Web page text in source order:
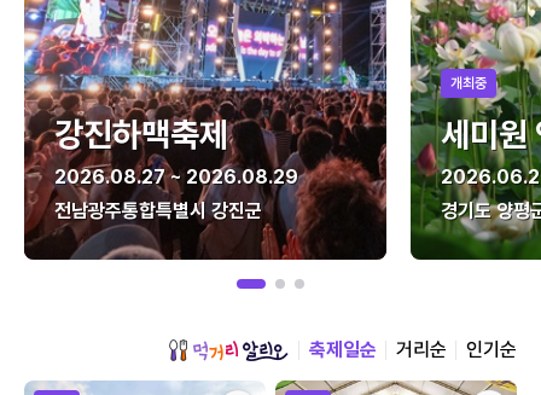
강진하맥축제
2026.08.27 ~ 2026.08.29
전남광주통합특별시 강진군
개최중
세미원
경기도 양평
축제일순 거리순 인기순